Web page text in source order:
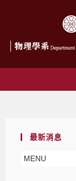
最新消息
MENU